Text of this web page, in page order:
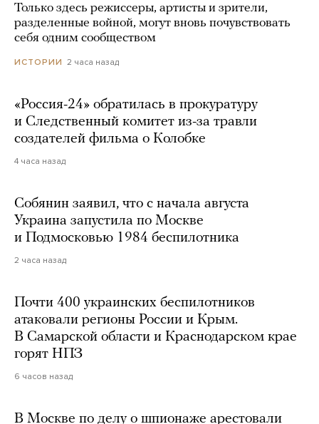
Только здесь режиссеры, артисты и зрители,
разделенные войной, могут вновь почувствовать
себя одним сообществом
ИСТОРИИ 2 часа назад
«Россия-24» обратилась в прокуратуру
и Следственный комитет из-за травли
создателей фильма о Колобке
4 часа назад
Собянин заявил, что с начала августа
Украина запустила по Москве
и Подмосковью 1984 беспилотника
2 часа назад
Почти 400 украинских беспилотников
атаковали регионы России и Крым.
В Самарской области и Краснодарском крае
горят НПЗ
6 часов назад
В Москве по делу о шпионаже арестовали